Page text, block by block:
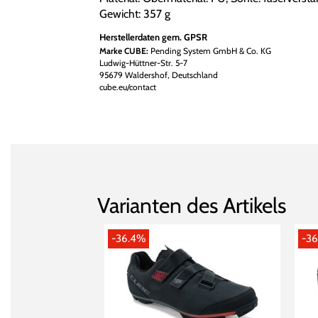
Gewicht: 357 g
Herstellerdaten gem. GPSR
Marke CUBE:Pending System GmbH & Co. KG
Ludwig-Hüttner-Str. 5-7
95679 Waldershof, Deutschland
cube.eu/contact
Varianten des Artikels
-36.4% -